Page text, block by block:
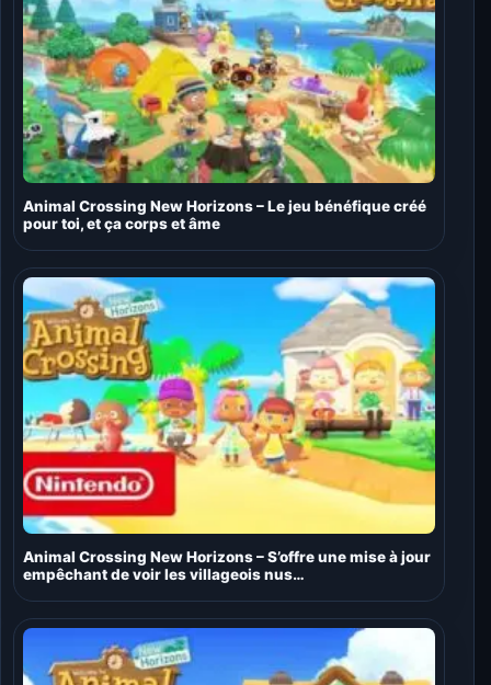
Animal Crossing New Horizons – Le jeu bénéfique créé
pour toi, et ça corps et âme
Animal Crossing New Horizons – S’offre une mise à jour
empêchant de voir les villageois nus…